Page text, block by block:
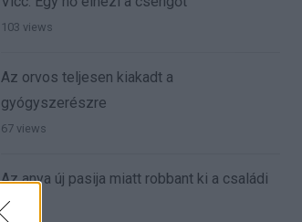
103 views
Az orvos teljesen kiakadt a
gyógyszerészre
67 views
Az anya új pasija miatt robbant ki a családi
vita